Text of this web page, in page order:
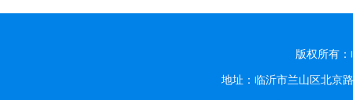
版权所有
地址：临沂市兰山区北京